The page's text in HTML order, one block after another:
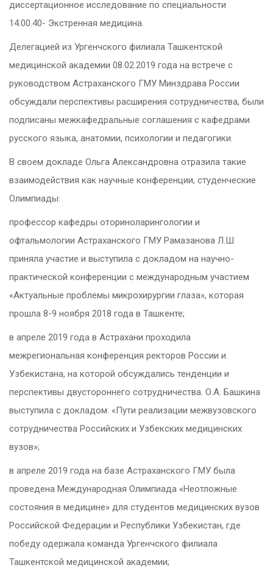
диссертационное исследование по специальности
14.00.40- Экстренная медицина.
Делегацией из Ургенчского филиала Ташкентской
медицинской академии 08.02.2019 года на встрече с
руководством Астраханского ГМУ Минздрава России
обсуждали перспективы расширения сотрудничества, были
подписаны межкафедральные соглашения с кафедрами
русского языка, анатомии, психологии и педагогики.
В своем докладе Ольга Александровна отразила такие
взаимодействия как научные конференции, студенческие
Олимпиады:
профессор кафедры оториноларингологии и
офтальмологии Астраханского ГМУ Рамазанова Л.Ш
приняла участие и выступила с докладом на научно-
практической конференции с международным участием
«Актуальные проблемы микрохирургии глаза», которая
прошла 8-9 ноября 2018 года в Ташкенте;
в апреле 2019 года в Астрахани проходила
межрегиональная конференция ректоров России и
Узбекистана, на которой обсуждались тенденции и
перспективы двустороннего сотрудничества. О.А. Башкина
выступила с докладом: «Пути реализации межвузовского
сотрудничества Российских и Узбекских медицинских
вузов»;
в апреле 2019 года на базе Астраханского ГМУ была
проведена Международная Олимпиада «Неотложные
состояния в медицине» для студентов медицинских вузов
Российской Федерации и Республики Узбекистан, где
победу одержала команда Ургенчского филиала
Ташкентской медицинской академии;